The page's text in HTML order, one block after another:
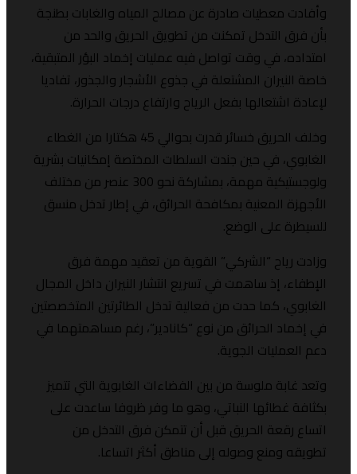
معطيات صادرة عن مصالح المياه والغابات بطنجة
فرق التدخل تمكنت من تطويق الحريق والحد من
في وقت تواصل فيه عمليات إخماد البؤر المتبقية،
النيران المشتعلة في جذوع الأشجار والجذور، تفاديا
اشتعالها بفعل الرياح وارتفاع درجات الحرارة.
وخلف الحريق خسائر قدرت بحوالي 45 هكتارا من الغطاء
في حين جندت السلطات المختصة إمكانيات بشرية
ولوجستيكية مهمة، بمشاركة نحو 300 عنصر من مختلف
المعنية بمكافحة الحرائق، في إطار تدخل منسق
على الوضع.
رياح “الشركي” القوية من تعقيد مهمة فرق
إذ ساهمت في تسريع انتشار النيران داخل المجال
كما حدت من فعالية تدخل الطائرتين المتخصصتين
إخماد الحرائق من نوع “كانادير”، رغم مساهمتهما في
العمليات الجوية.
غابة ملوسة من بين الفضاءات الغابوية التي تتميز
غطائها النباتي، وهو ما وفر ظروفا ساعدت على
رقعة الحريق قبل أن تتمكن فرق التدخل من
ومنع وصوله إلى مناطق أكثر اتساعا.